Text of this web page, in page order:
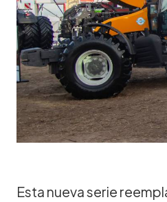
Esta nueva serie